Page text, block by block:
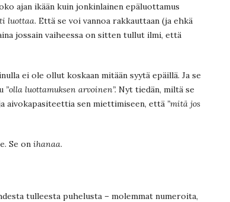
ajan ikään kuin jonkinlainen epäluottamus
luottaa. Että se voi vannoa rakkauttaan (ja ehkä
jossain vaiheessa on sitten tullut ilmi, että
ei ole ollut koskaan mitään syytä epäillä. Ja se
”olla luottamuksen arvoinen”. Nyt tiedän, miltä se
aivokapasiteettia sen miettimiseen, että ”mitä jos
Se on ihanaa.
tulleesta puhelusta – molemmat numeroita,